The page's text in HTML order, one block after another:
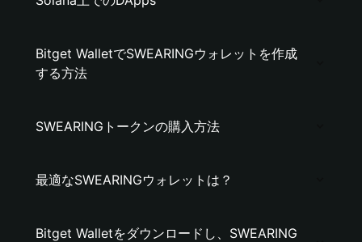
Bitget WalletでSWEARINGウォレットを作成
する方法
SWEARINGトークンの購入方法
最適なSWEARINGウォレットは？
Bitget Walletをダウンロードし、SWEARING